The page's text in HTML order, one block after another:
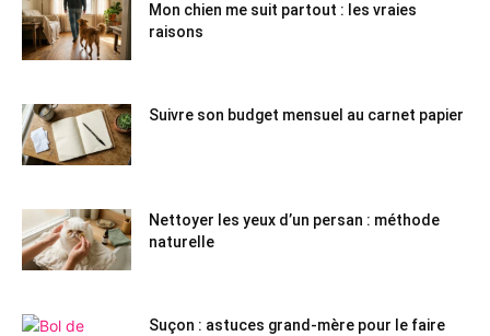
Mon chien me suit partout : les vraies
raisons
Suivre son budget mensuel au carnet papier
Nettoyer les yeux d’un persan : méthode
naturelle
Suçon : astuces grand-mère pour le faire